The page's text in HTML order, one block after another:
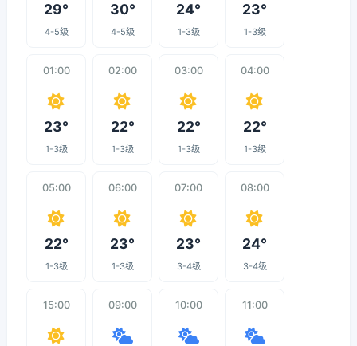
29°
4-5级
30°
4-5级
24°
1-3级
23°
1-3级
01:00
23°
1-3级
02:00
22°
1-3级
03:00
22°
1-3级
04:00
22°
1-3级
05:00
22°
1-3级
06:00
23°
1-3级
07:00
23°
3-4级
08:00
24°
3-4级
15:00 09:00 10:00 11:00